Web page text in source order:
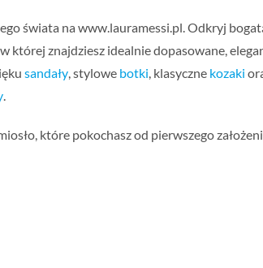
świata na www.lauramessi.pl. Odkryj
której znajdziesz idealnie dopasowane,
sandały, stylowe botki, klasyczne kozaki
.
które pokochasz od pierwszego